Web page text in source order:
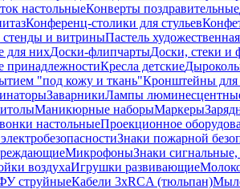
настольныеКонверты поздравительные
Конференц-столики для стульев
и витриныПастель художественная
для нихДоски-флипчартыДоски, стеки и
принадлежностиКресла детские
"под кожу и ткань"Кронштейны для
ЗаварникиЛампы
Маникюрные наборыМаркеры
настольныеПроекционное
Знаки пожарной
МикрофоныЗнаки
воздухаИгрушки развивающие
струйныеКабели 3xRCA (тюльпан)